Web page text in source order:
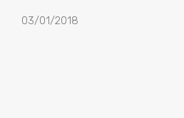
03/01/2018